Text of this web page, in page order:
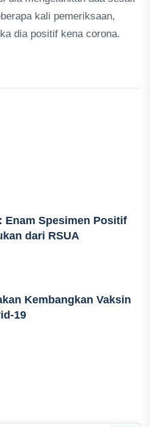
kali pemeriksaan,
dia positif kena corona.
Enam Spesimen Positif
dari RSUA
Kembangkan Vaksin
19